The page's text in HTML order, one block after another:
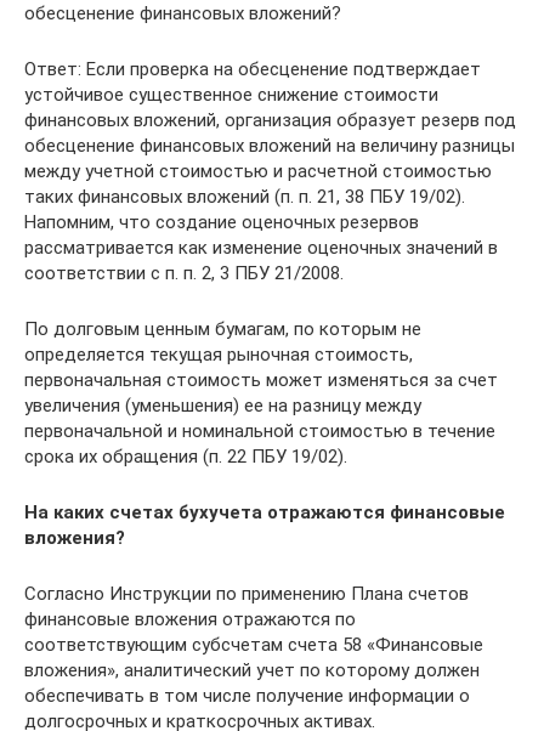
обесценение финансовых вложений?
Ответ: Если проверка на обесценение подтверждает
устойчивое существенное снижение стоимости
финансовых вложений, организация образует резерв под
обесценение финансовых вложений на величину разницы
между учетной стоимостью и расчетной стоимостью
таких финансовых вложений (п. п. 21, 38 ПБУ 19/02).
Напомним, что создание оценочных резервов
рассматривается как изменение оценочных значений в
соответствии с п. п. 2, 3 ПБУ 21/2008.
По долговым ценным бумагам, по которым не
определяется текущая рыночная стоимость,
первоначальная стоимость может изменяться за счет
увеличения (уменьшения) ее на разницу между
первоначальной и номинальной стоимостью в течение
срока их обращения (п. 22 ПБУ 19/02).
На каких счетах бухучета отражаются финансовые
вложения?
Согласно Инструкции по применению Плана счетов
финансовые вложения отражаются по
соответствующим субсчетам счета 58 «Финансовые
вложения», аналитический учет по которому должен
обеспечивать в том числе получение информации о
долгосрочных и краткосрочных активах.